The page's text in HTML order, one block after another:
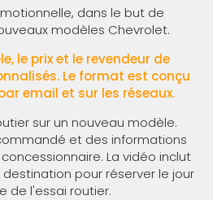
dans le but de
modèles Chevrolet.
le prix et le revendeur de
Le format est conçu
email et sur les réseaux.
sur un nouveau modèle.
et des informations
La vidéo inclut
pour réserver le jour
de l'essai routier.